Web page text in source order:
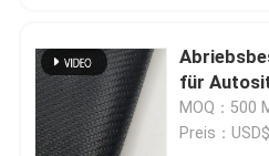
für
MOQ：500
Preis：